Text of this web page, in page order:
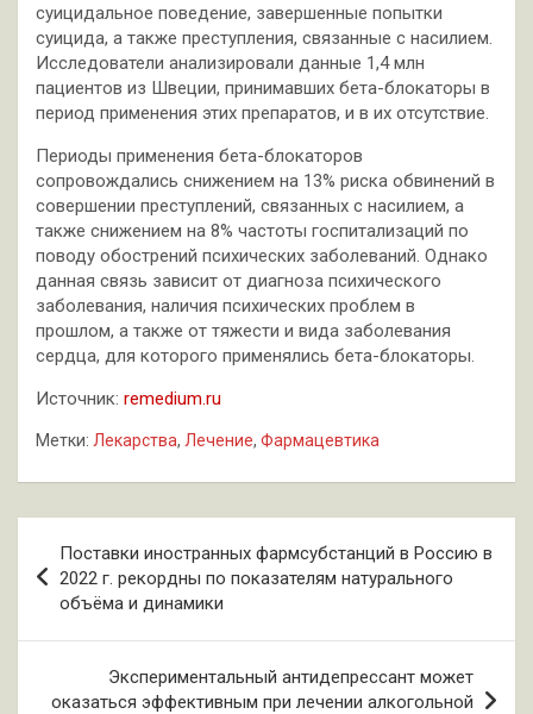
суицидальное поведение, завершенные попытки
суицида, а также преступления, связанные с насилием.
Исследователи анализировали данные 1,4 млн
пациентов из Швеции, принимавших бета-блокаторы в
период применения этих препаратов, и в их отсутствие.
Периоды применения бета-блокаторов
сопровождались снижением на 13% риска обвинений в
совершении преступлений, связанных с насилием, а
также снижением на 8% частоты госпитализаций по
поводу обострений психических заболеваний. Однако
данная связь зависит от диагноза психического
заболевания, наличия психических проблем в
прошлом, а также от тяжести и вида заболевания
сердца, для которого применялись бета-блокаторы.
Источник: remedium.ru
Метки: Лекарства, Лечение, Фармацевтика
по
записям
Поставки иностранных фармсубстанций в Россию в
2022 г. рекордны по показателям натурального
объёма и динамики
Экспериментальный антидепрессант может
оказаться эффективным при лечении алкогольной